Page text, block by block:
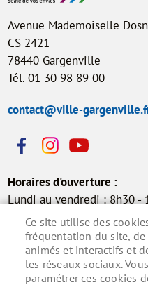
Avenue Mademoiselle
CS 2421
78440 Gargenville
Tél. 01 30 98 89 00
contact@ville-
Horaires d'ouverture :
Lundi au vendredi : 8h30 -
13h30 - 17h30
Samedi : 9h - 12h
état civil)
Ce site utilise des
fréquentation du site,
animés et interactifs et
les réseaux sociaux.
paramétrer ces cookies